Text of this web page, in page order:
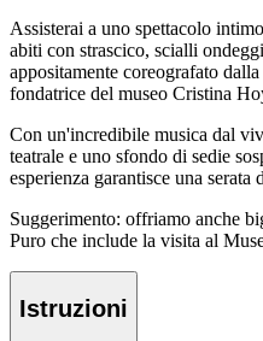
Assisterai a uno spettacolo
abiti con strascico, scialli
appositamente coreografato
fondatrice del museo Cristina
Con un'incredibile musica dal
teatrale e uno sfondo di sedie
esperienza garantisce una serata
Suggerimento: offriamo anche
Puro che include la visita al
Istruzioni